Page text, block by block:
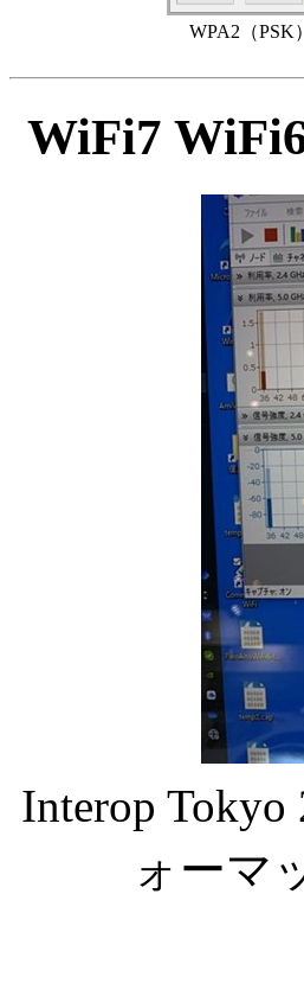
WPA2（PSK
WiFi7
Interop
ォーマ